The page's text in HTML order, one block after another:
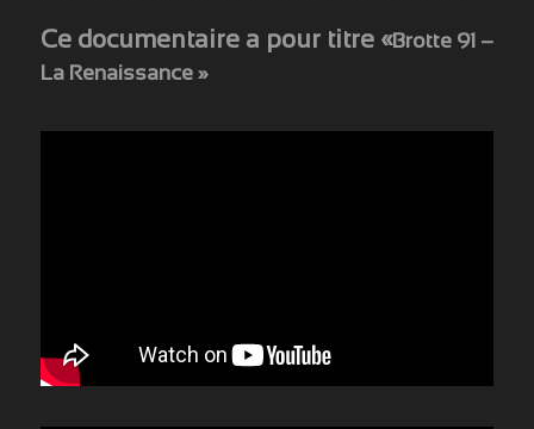
Ce documentaire a pour titre «Brotte 91 –
La Renaissance »